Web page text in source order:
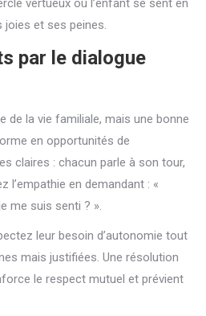
vertueux où l’enfant se sent en
joies et ses peines.
par le dialogue
de la vie familiale, mais une bonne
en opportunités de
claires : chacun parle à son tour,
l’empathie en demandant : «
me suis senti ? ».
leur besoin d’autonomie tout
mais justifiées. Une résolution
le respect mutuel et prévient